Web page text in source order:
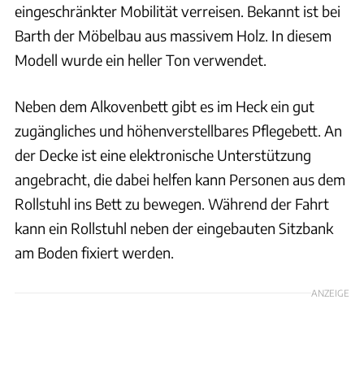
eingeschränkter Mobilität verreisen. Bekannt ist bei
Barth der Möbelbau aus massivem Holz. In diesem
Modell wurde ein heller Ton verwendet.
Neben dem Alkovenbett gibt es im Heck ein gut
zugängliches und höhenverstellbares Pflegebett. An
der Decke ist eine elektronische Unterstützung
angebracht, die dabei helfen kann Personen aus dem
Rollstuhl ins Bett zu bewegen. Während der Fahrt
kann ein Rollstuhl neben der eingebauten Sitzbank
am Boden fixiert werden.
ANZEIGE